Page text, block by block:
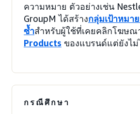
ความหมาย ตัวอย่างเช่น
GroupM ได้สร้างกลุ่มเป้าหมา
ซ้ำสำหรับผู้ใช้ที่เคยคลิกโฆษณ
Products ของแบรนด์แต่ยังไ
กรณีศึกษา